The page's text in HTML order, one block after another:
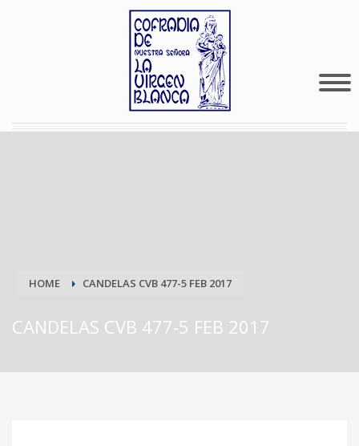
HOME CANDELAS CVB 477-5 FEB 2017
CANDELAS CVB 477-5 FEB 2017